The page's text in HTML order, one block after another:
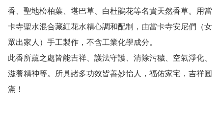
香、聖地松柏葉、堪巴草、白杜鵑花等名貴天然香草。用當
卡寺聖水混合藏紅花水精心調和配制，由當卡寺安尼們（女
眾出家人）手工製作，不含工業化學成分。
此香所薰之處皆能吉祥、護法守護、清除污穢、空氣淨化、
滋養精神等。所具諸多功效皆善妙怡人，福佑家宅，吉祥圓
滿！